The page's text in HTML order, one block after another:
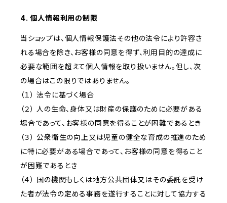
4. 個人情報利用の制限
当ショップは、個人情報保護法その他の法令により許容さ
れる場合を除き、お客様の同意を得ず、利用目的の達成に
必要な範囲を超えて個人情報を取り扱いません。但し、次
の場合はこの限りではありません。
（１） 法令に基づく場合
（２） 人の生命、身体又は財産の保護のために必要がある
場合であって、お客様の同意を得ることが困難であるとき
（３） 公衆衛生の向上又は児童の健全な育成の推進のため
に特に必要がある場合であって、お客様の同意を得ること
が困難であるとき
（４） 国の機関もしくは地方公共団体又はその委託を受け
た者が法令の定める事務を遂行することに対して協力する